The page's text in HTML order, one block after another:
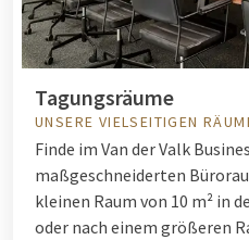
Tagungsräume
UNSERE VIELSEITIGEN
Finde im Van der Valk
maßgeschneiderten
kleinen Raum von 10 m² in
oder nach einem größeren